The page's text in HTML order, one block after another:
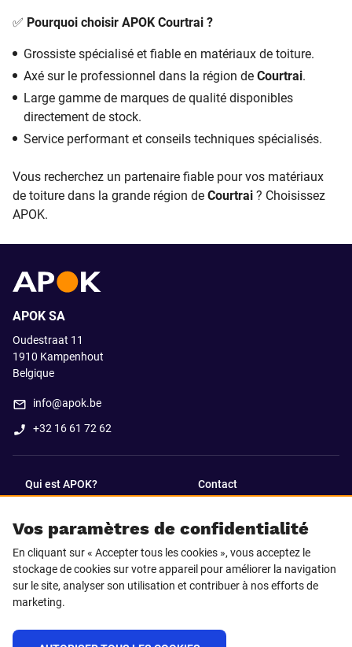
✅ Pourquoi choisir APOK Courtrai ?
Grossiste spécialisé et fiable en matériaux de toiture.
Axé sur le professionnel dans la région de Courtrai.
Large gamme de marques de qualité disponibles
directement de stock.
Service performant et conseils techniques spécialisés.
Vous recherchez un partenaire fiable pour vos matériaux
de toiture dans la grande région de Courtrai ? Choisissez
APOK.
Vos paramètres de confidentialité
En cliquant sur « Accepter tous les cookies », vous acceptez le
stockage de cookies sur votre appareil pour améliorer la navigation
sur le site, analyser son utilisation et contribuer à nos efforts de
marketing.
APOK SA
Oudestraat 11
1910 Kampenhout
Belgique
info@apok.be
+32 16 61 72 62
Qui est APOK? Contact
SUIVEZ-NOUS SUR
Facebook LinkedIn